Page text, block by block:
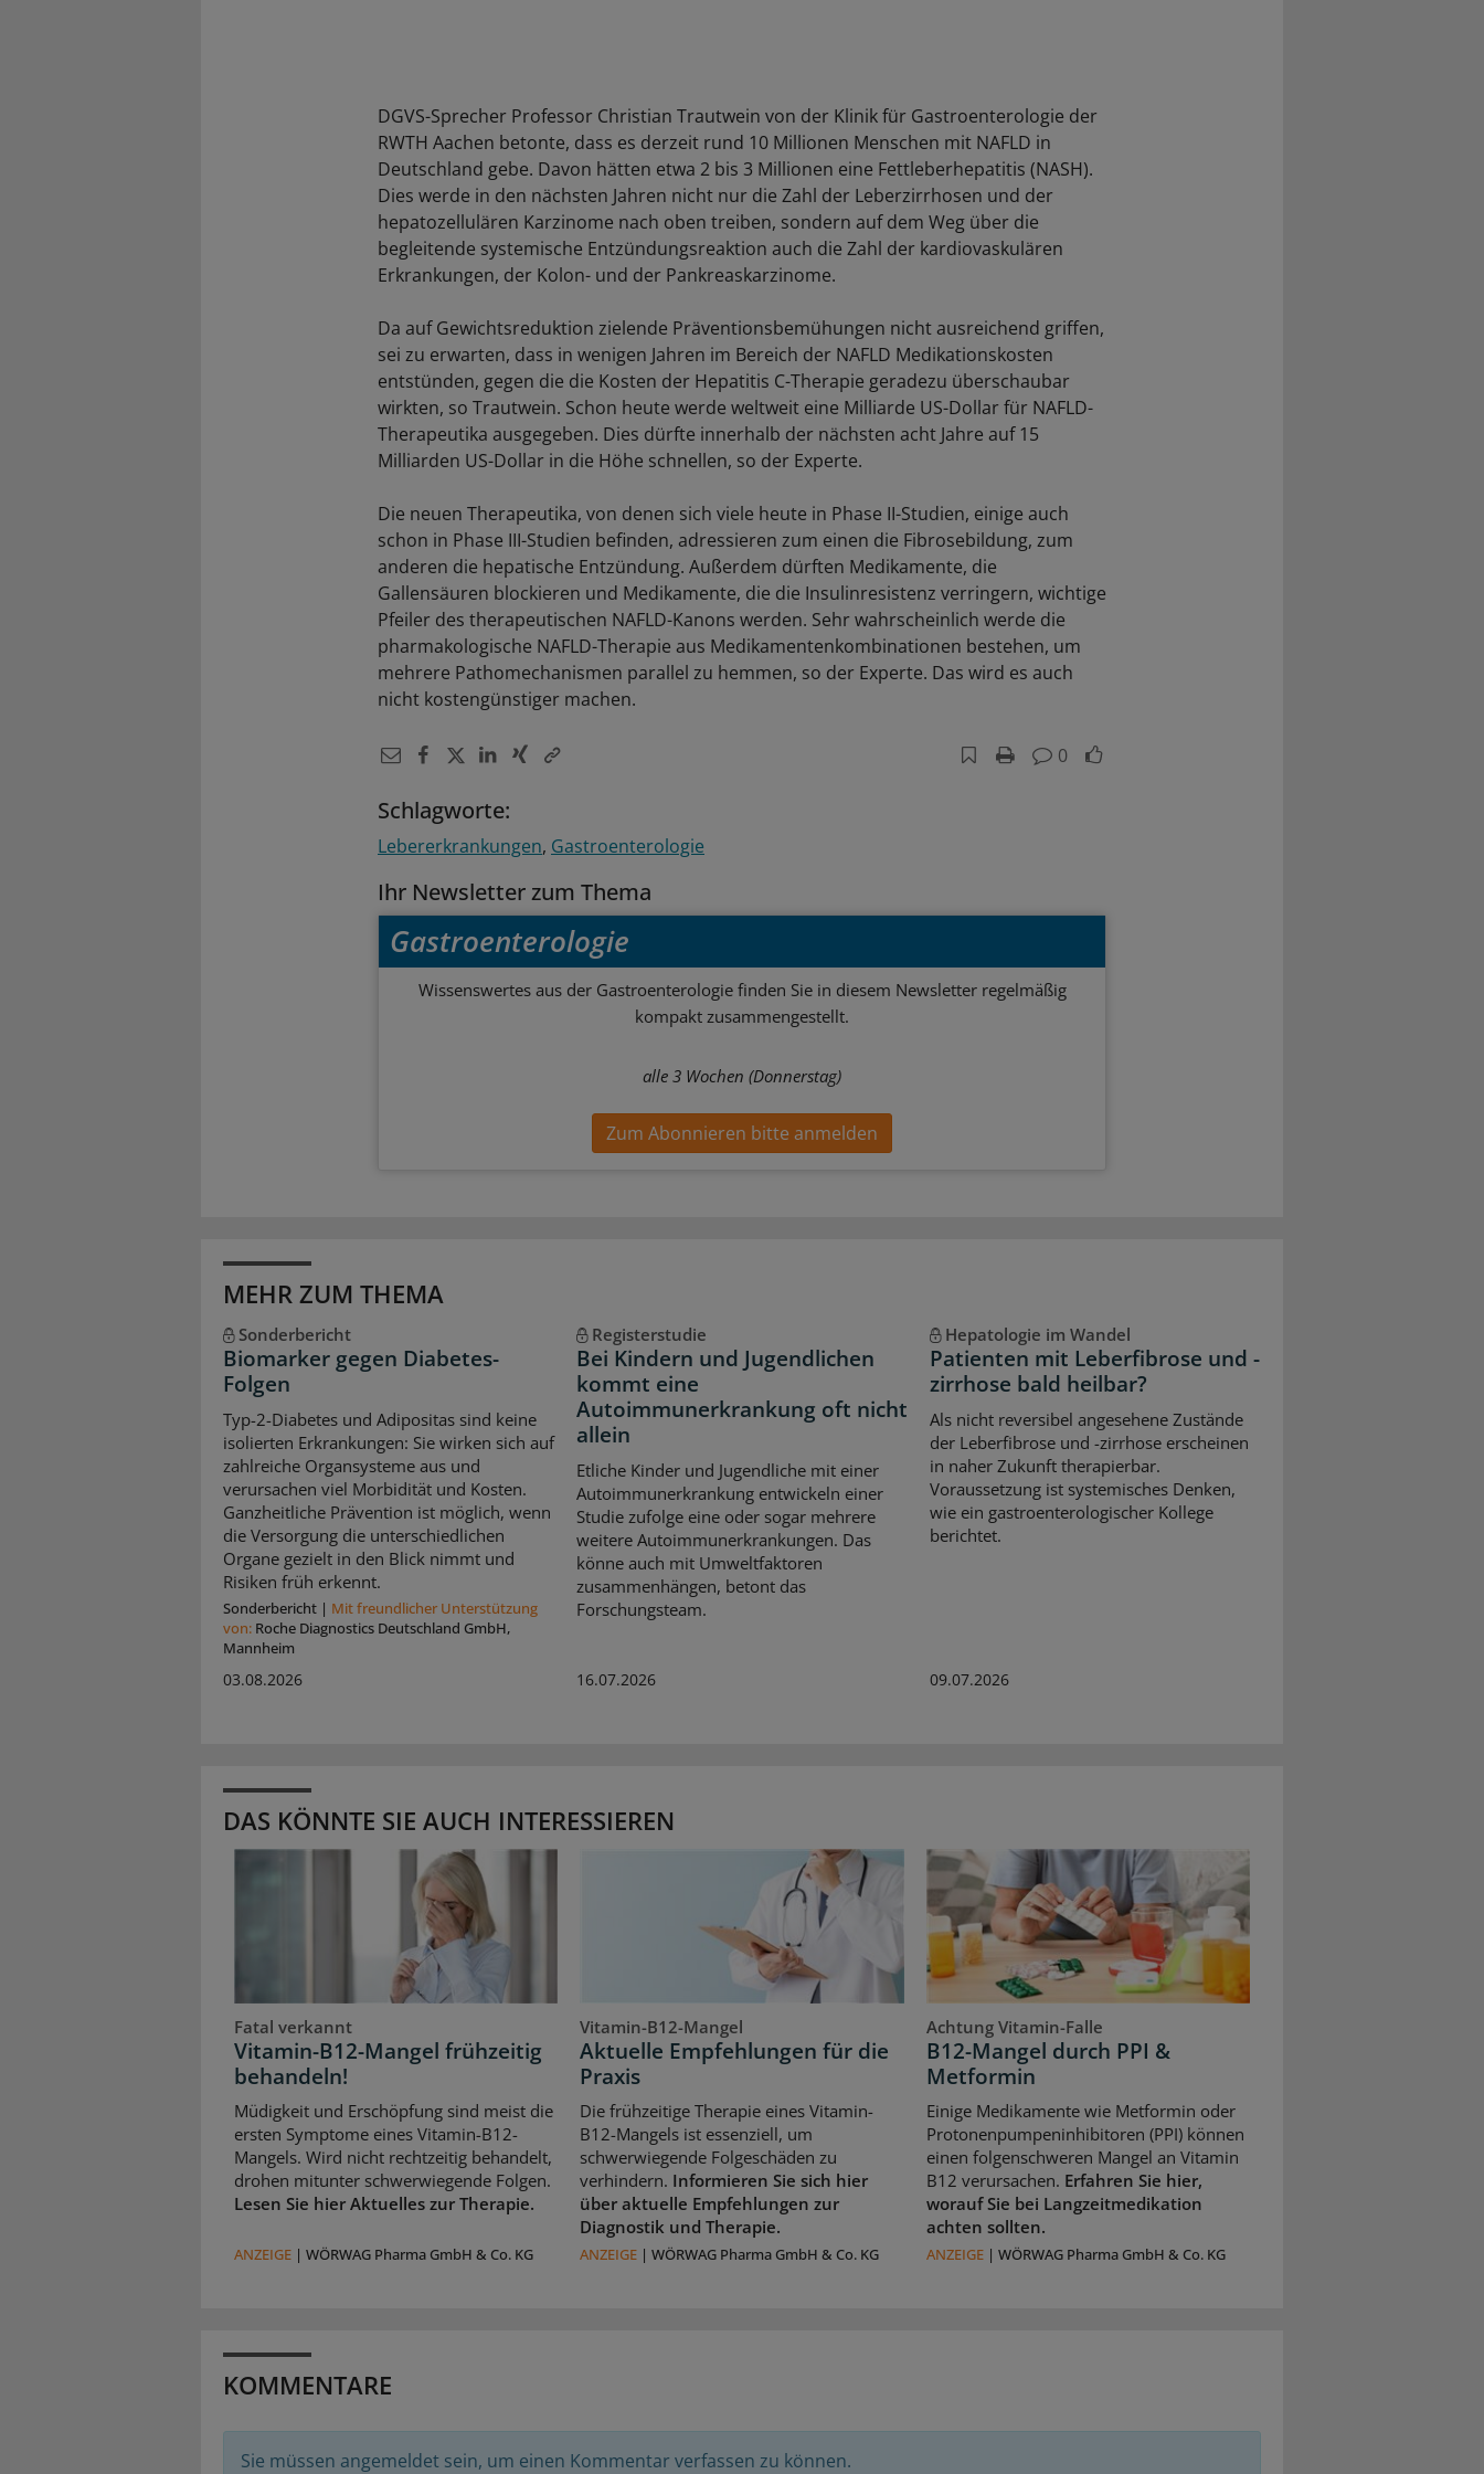
DGVS-Sprecher Professor Christian Trautwein von der Klinik für Gastroenterologie der
RWTH Aachen betonte, dass es derzeit rund 10 Millionen Menschen mit NAFLD in
Deutschland gebe. Davon hätten etwa 2 bis 3 Millionen eine Fettleberhepatitis (NASH).
Dies werde in den nächsten Jahren nicht nur die Zahl der Leberzirrhosen und der
hepatozellulären Karzinome nach oben treiben, sondern auf dem Weg über die
begleitende systemische Entzündungsreaktion auch die Zahl der kardiovaskulären
Erkrankungen, der Kolon- und der Pankreaskarzinome.
Da auf Gewichtsreduktion zielende Präventionsbemühungen nicht ausreichend griffen,
sei zu erwarten, dass in wenigen Jahren im Bereich der NAFLD Medikationskosten
entstünden, gegen die die Kosten der Hepatitis C-Therapie geradezu überschaubar
wirkten, so Trautwein. Schon heute werde weltweit eine Milliarde US-Dollar für NAFLD-
Therapeutika ausgegeben. Dies dürfte innerhalb der nächsten acht Jahre auf 15
Milliarden US-Dollar in die Höhe schnellen, so der Experte.
Die neuen Therapeutika, von denen sich viele heute in Phase II-Studien, einige auch
schon in Phase III-Studien befinden, adressieren zum einen die Fibrosebildung, zum
anderen die hepatische Entzündung. Außerdem dürften Medikamente, die
Gallensäuren blockieren und Medikamente, die die Insulinresistenz verringern, wichtige
Pfeiler des therapeutischen NAFLD-Kanons werden. Sehr wahrscheinlich werde die
pharmakologische NAFLD-Therapie aus Medikamentenkombinationen bestehen, um
mehrere Pathomechanismen parallel zu hemmen, so der Experte. Das wird es auch
nicht kostengünstiger machen.
0
Schlagworte:
Lebererkrankungen Gastroenterologie
Ihr Newsletter zum Thema
Gastroenterologie
Wissenswertes aus der Gastroenterologie finden Sie in diesem Newsletter regelmäßig
kompakt zusammengestellt.
alle 3 Wochen (Donnerstag)
Zum Abonnieren bitte anmelden
MEHR ZUM THEMA
Sonderbericht
Biomarker gegen Diabetes-
Folgen
Typ-2-Diabetes und Adipositas sind keine
isolierten Erkrankungen: Sie wirken sich auf
zahlreiche Organsysteme aus und
verursachen viel Morbidität und Kosten.
Ganzheitliche Prävention ist möglich, wenn
die Versorgung die unterschiedlichen
Organe gezielt in den Blick nimmt und
Risiken früh erkennt.
Sonderbericht | Mit freundlicher Unterstützung
von: Roche Diagnostics Deutschland GmbH,
Mannheim
03.08.2026
Registerstudie
Bei Kindern und Jugendlichen
kommt eine
Autoimmunerkrankung oft nicht
allein
Etliche Kinder und Jugendliche mit einer
Autoimmunerkrankung entwickeln einer
Studie zufolge eine oder sogar mehrere
weitere Autoimmunerkrankungen. Das
könne auch mit Umweltfaktoren
zusammenhängen, betont das
Forschungsteam.
16.07.2026
Hepatologie im Wandel
Patienten mit Leberfibrose und -
zirrhose bald heilbar?
Als nicht reversibel angesehene Zustände
der Leberfibrose und -zirrhose erscheinen
in naher Zukunft therapierbar.
Voraussetzung ist systemisches Denken,
wie ein gastroenterologischer Kollege
berichtet.
09.07.2026
DAS KÖNNTE SIE AUCH INTERESSIEREN
Fatal verkannt
Vitamin-B12-Mangel frühzeitig
behandeln!
Müdigkeit und Erschöpfung sind meist die
ersten Symptome eines Vitamin-B12-
Mangels. Wird nicht rechtzeitig behandelt,
drohen mitunter schwerwiegende Folgen.
Lesen Sie hier Aktuelles zur Therapie.
ANZEIGE | WÖRWAG Pharma GmbH & Co. KG
Vitamin-B12-Mangel
Aktuelle Empfehlungen für die
Praxis
Die frühzeitige Therapie eines Vitamin-
B12-Mangels ist essenziell, um
schwerwiegende Folgeschäden zu
verhindern. Informieren Sie sich hier
über aktuelle Empfehlungen zur
Diagnostik und Therapie.
ANZEIGE |WÖRWAG Pharma GmbH & Co. KG
Achtung Vitamin-Falle
B12-Mangel durch PPI &
Metformin
Einige Medikamente wie Metformin oder
Protonenpumpeninhibitoren (PPI) können
einen folgenschweren Mangel an Vitamin
B12 verursachen. Erfahren Sie hier,
worauf Sie bei Langzeitmedikation
achten sollten.
ANZEIGE| WÖRWAG Pharma GmbH & Co. KG
KOMMENTARE
Sie müssen angemeldet sein, um einen Kommentar verfassen zu können.